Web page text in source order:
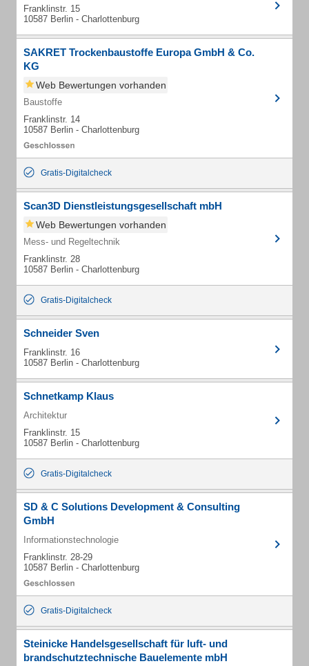
Franklinstr. 15
10587 Berlin - Charlottenburg
SAKRET Trockenbaustoffe Europa GmbH & Co.
KG
Web Bewertungen vorhanden
Baustoffe
Franklinstr. 14
10587 Berlin - Charlottenburg
Gratis-Digitalcheck
Scan3D Dienstleistungsgesellschaft mbH
Web Bewertungen vorhanden
Mess- und Regeltechnik
Franklinstr. 28
10587 Berlin - Charlottenburg
Gratis-Digitalcheck
Schneider Sven
Franklinstr. 16
10587 Berlin - Charlottenburg
Schnetkamp Klaus
Architektur
Franklinstr. 15
10587 Berlin - Charlottenburg
Gratis-Digitalcheck
SD & C Solutions Development & Consulting
GmbH
Informationstechnologie
Franklinstr. 28-29
10587 Berlin - Charlottenburg
Gratis-Digitalcheck
Steinicke Handelsgesellschaft für luft- und
brandschutztechnische Bauelemente mbH